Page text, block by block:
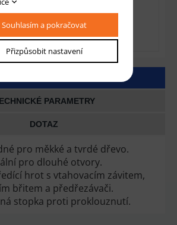
PARAMETRY
DOTAZ
pro měkké a tvrdé dřevo.
pro dlouhé otvory.
hrot s vtahovacím závitem,
břitem a předřezávači.
stopka proti proklouznutí.
Souhlasím a pokračovat
Přizpůsobit nastavení